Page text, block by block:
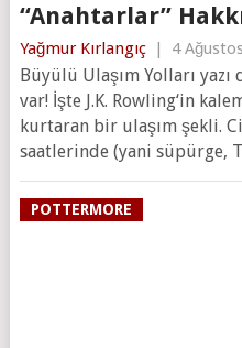
“Anahtarlar”
Yağmur Kırlangıç | 4
Büyülü Ulaşım Yolları
var! İşte J.K. Rowling‘in
kurtaran bir ulaşım şekli.
saatlerinde (yani süpürge,
POTTERMORE